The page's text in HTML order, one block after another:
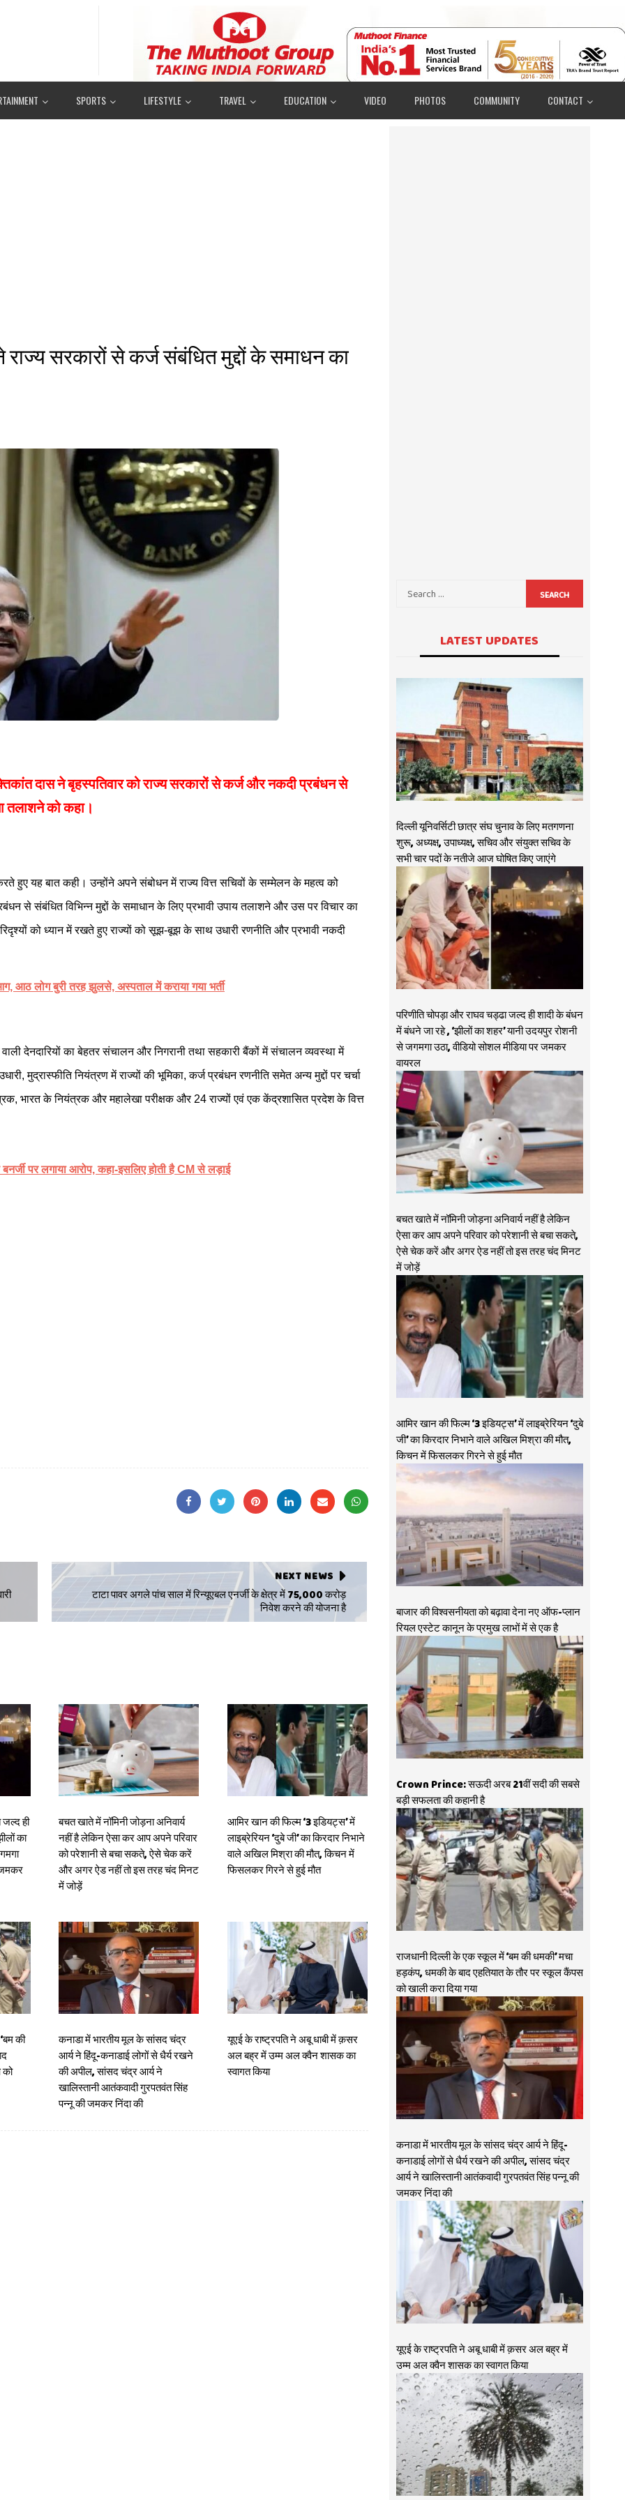
SPORTS LIFESTYLE TRAVEL EDUCATION VIDEO PHOTOS COMMUNITY CONTACT
राज्य सरकारों से कर्ज संबंधित मुद्दों के समाधन का
दास ने बृहस्पतिवार को राज्य सरकारों से कर्ज और नकदी प्रबंधन से
तलाशने को कहा।
हुए यह बात कही। उन्होंने अपने संबोधन में राज्य वित्त सचिवों के सम्मेलन के महत्व को
से संबंधित विभिन्न मुद्दों के समाधान के लिए प्रभावी उपाय तलाशने और उस पर विचार का
को ध्यान में रखते हुए राज्यों को सूझ-बूझ के साथ उधारी रणनीति और प्रभावी नकदी
आठ लोग बुरी तरह झुलसे, अस्पताल में कराया गया भर्ती
देनदारियों का बेहतर संचालन और निगरानी तथा सहकारी बैंकों में संचालन व्यवस्था में
मुद्रास्फीति नियंत्रण में राज्यों की भूमिका, कर्ज प्रबंधन रणनीति समेत अन्य मुद्दों पर चर्चा
भारत के नियंत्रक और महालेखा परीक्षक और 24 राज्यों एवं एक केंद्रशासित प्रदेश के वित्त
पर लगाया आरोप, कहा-इसलिए होती है CM से लड़ाई
NEXT NEWS
टाटा पावर अगले पांच साल में रिन्यूएबल एनर्जी के क्षेत्र में 75,000 करोड़
निवेश करने की योजना है
जल्द ही
का
जमकर
बचत खाते में नॉमिनी जोड़ना अनिवार्य
नहीं है लेकिन ऐसा कर आप अपने परिवार
को परेशानी से बचा सकते, ऐसे चेक करें
और अगर ऐड नहीं तो इस तरह चंद मिनट
में जोड़ें
आमिर खान की फिल्म ‘3 इडियट्स’ में
लाइब्रेरियन ‘दुबे जी’ का किरदार निभाने
वाले अखिल मिश्रा की मौत, किचन में
फिसलकर गिरने से हुई मौत
की
कनाडा में भारतीय मूल के सांसद चंद्र
आर्य ने हिंदू-कनाडाई लोगों से धैर्य रखने
की अपील, सांसद चंद्र आर्य ने
खालिस्तानी आतंकवादी गुरपतवंत सिंह
पन्नू की जमकर निंदा की
यूएई के राष्ट्रपति ने अबू धाबी में क़सर
अल बह्र में उम्म अल क्वैन शासक का
स्वागत किया
SEARCH
LATEST UPDATES
दिल्ली यूनिवर्सिटी छात्र संघ चुनाव के लिए मतगणना
शुरू, अध्यक्ष, उपाध्यक्ष, सचिव और संयुक्त सचिव के
सभी चार पदों के नतीजे आज घोषित किए जाएंगे
परिणीति चोपड़ा और राघव चड्ढा जल्द ही शादी के बंधन
में बंधने जा रहे , ‘झीलों का शहर’ यानी उदयपुर रोशनी
से जगमगा उठा, वीडियो सोशल मीडिया पर जमकर
वायरल
बचत खाते में नॉमिनी जोड़ना अनिवार्य नहीं है लेकिन
ऐसा कर आप अपने परिवार को परेशानी से बचा सकते,
ऐसे चेक करें और अगर ऐड नहीं तो इस तरह चंद मिनट
में जोड़ें
आमिर खान की फिल्म ‘3 इडियट्स’ में लाइब्रेरियन ‘दुबे
जी’ का किरदार निभाने वाले अखिल मिश्रा की मौत,
किचन में फिसलकर गिरने से हुई मौत
बाजार की विश्वसनीयता को बढ़ावा देना नए ऑफ-प्लान
रियल एस्टेट कानून के प्रमुख लाभों में से एक है
Crown Prince: सऊदी अरब 21वीं सदी की सबसे
बड़ी सफलता की कहानी है
राजधानी दिल्ली के एक स्कूल में ‘बम की धमकी’ मचा
हड़कंप, धमकी के बाद एहतियात के तौर पर स्कूल कैंपस
को खाली करा दिया गया
कनाडा में भारतीय मूल के सांसद चंद्र आर्य ने हिंदू-
कनाडाई लोगों से धैर्य रखने की अपील, सांसद चंद्र
आर्य ने खालिस्तानी आतंकवादी गुरपतवंत सिंह पन्नू की
जमकर निंदा की
यूएई के राष्ट्रपति ने अबू धाबी में क़सर अल बह्र में
उम्म अल क्वैन शासक का स्वागत किया